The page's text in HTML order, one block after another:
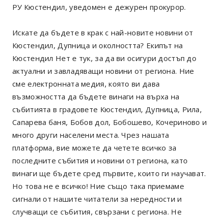
РУ Кюстендил, уведомен е дежурен прокурор.
Искате да бъдете в крак с най-новите новини от
Кюстендил, Дупница и околността? Екипът на
Кюстендил Нет е тук, за да ви осигури достъп до
актуални и завладяващи новини от региона. Ние
сме електронната медия, която ви дава
възможността да бъдете винаги на върха на
събитията в градовете Кюстендил, Дупница, Рила,
Сапарева баня, Бобов дол, Бобошево, Кочериново и
много други населени места. Чрез нашата
платформа, вие можете да четете всичко за
последните събития и новини от региона, като
винаги ще бъдете сред първите, които ги научават.
Но това не е всичко! Ние също така приемаме
сигнали от нашите читатели за нередности и
случващи се събития, свързани с региона. Не